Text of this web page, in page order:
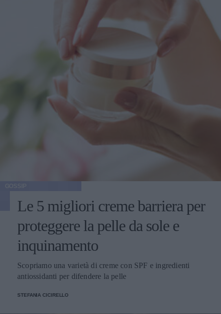
Le 5 migliori creme barriera per
proteggere la pelle da sole e
inquinamento
Scopriamo una varietà di creme con SPF e ingredienti
antiossidanti per difendere la pelle
STEFANIA CICIRELLO